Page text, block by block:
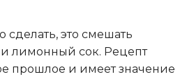
сделать, это смешать
лимонный сок. Рецепт
прошлое и имеет значение